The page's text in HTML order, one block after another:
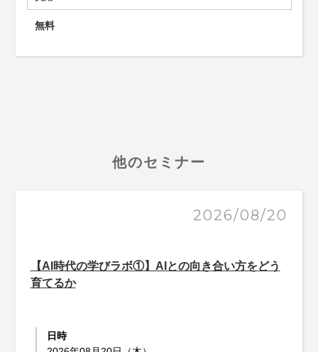
無料
他のセミナー
2026/08/20
【AI時代の学びラボ①】AIとの向き合い方をどう
育てるか
日時